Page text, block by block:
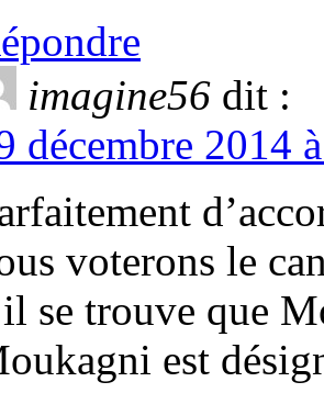
imagine56 dit :
décembre 2014
voterons le
se trouve que
est